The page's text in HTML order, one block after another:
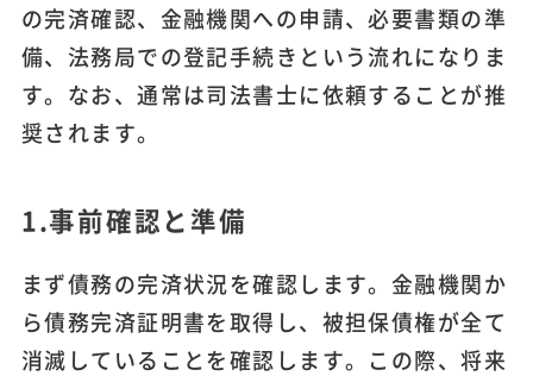
の完済確認、金融機関への申請、必要書類の準
備、法務局での登記手続きという流れになりま
す。なお、通常は司法書士に依頼することが推
奨されます。
1.事前確認と準備
まず債務の完済状況を確認します。金融機関か
ら債務完済証明書を取得し、被担保債権が全て
消滅していることを確認します。この際、将来